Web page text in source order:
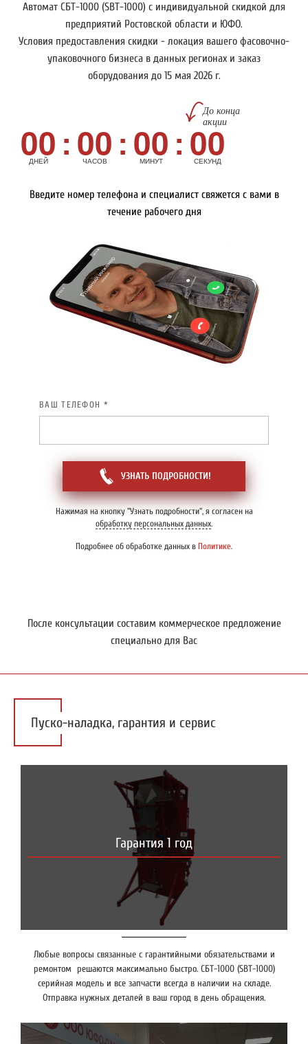
Автомат СБТ-1000 (SBT-1000) с индивидуальной скидкой для
предприятий Ростовской области и ЮФО.
Условия предоставления скидки - локация вашего фасовочно-
упаковочного бизнеса в данных регионах и заказ
оборудования до 15 мая 2026 г.
До конца
акции
00:
ДНЕЙ 00:
ЧАСОВ 00:
МИНУТ 00
СЕКУНД
Введите номер телефона и специалист свяжется с вами в
течение рабочего дня
ВАШ ТЕЛЕФОН *
УЗНАТЬ ПОДРОБНОСТИ!
Нажимая на кнопку "Узнать подробности", я согласен на
обработку персональных данных.
Подробнее об обработке данных в Политике.
После консультации составим коммерческое предложение
специально для Вас
Пуско-наладка, гарантия и сервис
Гарантия 1 год
Любые вопросы связанные с гарантийными обязательствами и
ремонтом решаются максимально быстро. СБТ-1000 (SBT-1000)
серийная модель и все запчасти всегда в наличии на складе.
Отправка нужных деталей в ваш город в день обращения.